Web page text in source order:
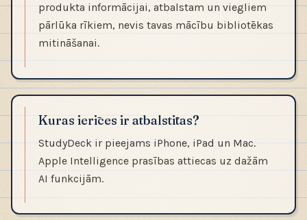
produkta informācijai, atbalstam un viegliem
pārlūka rīkiem, nevis tavas mācību bibliotēkas
mitināšanai.
Kuras ierīces ir atbalstītas?
StudyDeck ir pieejams iPhone, iPad un Mac.
Apple Intelligence prasības attiecas uz dažām
AI funkcijām.